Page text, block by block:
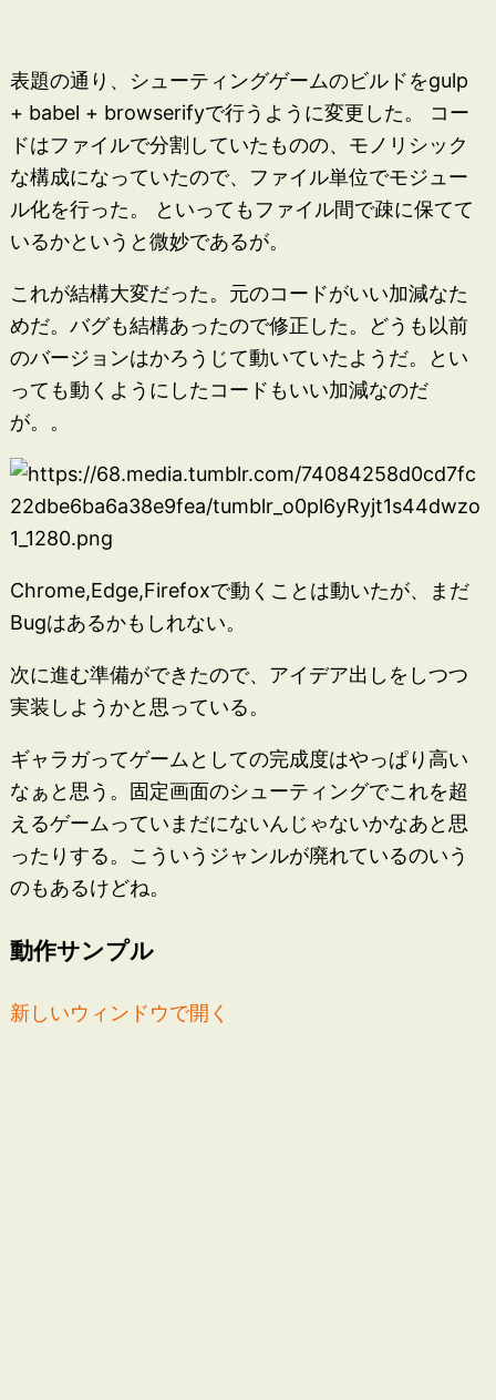
表題の通り、シューティングゲームのビルドをgulp
+ babel + browserifyで行うように変更した。 コー
ドはファイルで分割していたものの、モノリシック
な構成になっていたので、ファイル単位でモジュー
ル化を行った。 といってもファイル間で疎に保てて
いるかというと微妙であるが。
これが結構大変だった。元のコードがいい加減なた
めだ。バグも結構あったので修正した。どうも以前
のバージョンはかろうじて動いていたようだ。とい
っても動くようにしたコードもいい加減なのだ
が。。
Chrome,Edge,Firefoxで動くことは動いたが、まだ
Bugはあるかもしれない。
次に進む準備ができたので、アイデア出しをしつつ
実装しようかと思っている。
ギャラガってゲームとしての完成度はやっぱり高い
なぁと思う。固定画面のシューティングでこれを超
えるゲームっていまだにないんじゃないかなあと思
ったりする。こういうジャンルが廃れているのいう
のもあるけどね。
動作サンプル
新しいウィンドウで開く